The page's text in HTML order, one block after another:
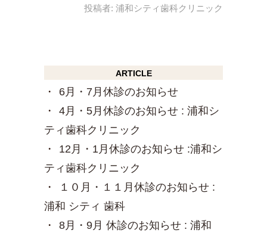
投稿者: 浦和シティ歯科クリニック
ARTICLE
6月・7月休診のお知らせ
4月・5月休診のお知らせ : 浦和シ
ティ歯科クリニック
12月・1月休診のお知らせ :浦和シ
ティ歯科クリニック
１０月・１１月休診のお知らせ :
浦和 シティ 歯科
8月・9月 休診のお知らせ : 浦和